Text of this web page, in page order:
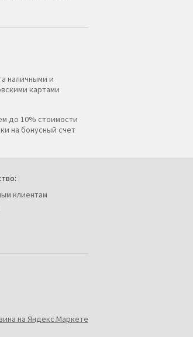
наличными и
картами
до 10% стоимости
на бонусный счет
клиентам